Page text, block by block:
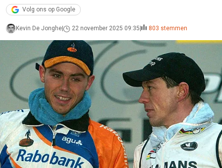
Volg ons op Google
Kevin De Jonghe 22 november 2025 09:35 803 stemmen